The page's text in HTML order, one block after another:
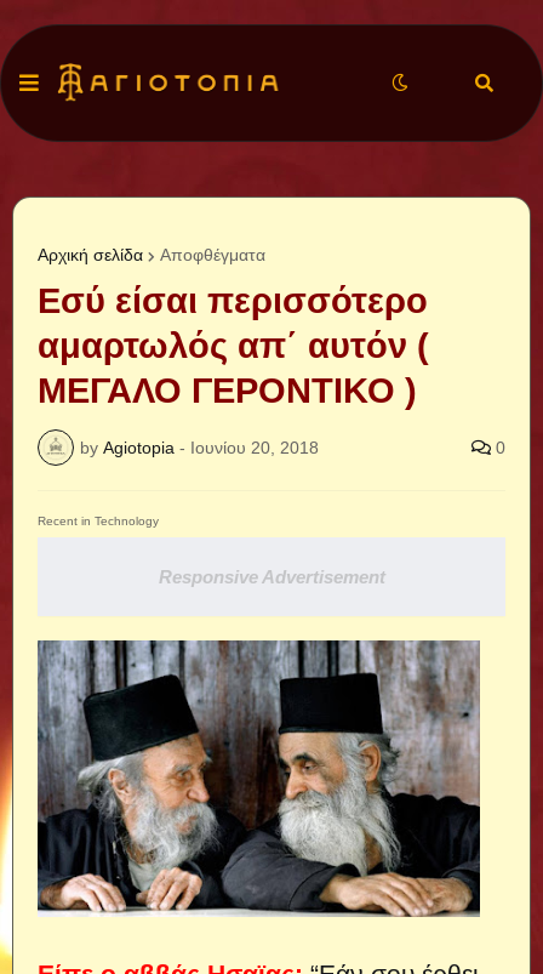
Αρχική σελίδα Αποφθέγματα
Εσύ είσαι περισσότερο
αμαρτωλός απ΄ αυτόν (
ΜΕΓΑΛΟ ΓΕΡΟΝΤΙΚΟ )
by Agiotopia - Ιουνίου 20, 2018 0
Recent in Technology
Responsive Advertisement